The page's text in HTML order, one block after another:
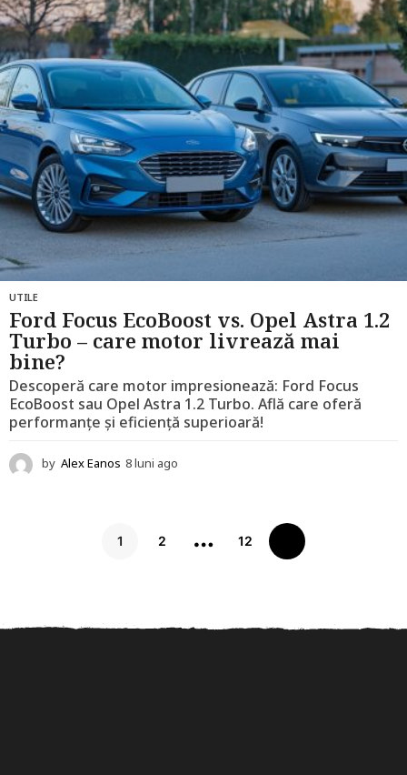
n
a
o
UTILE
Ford Focus EcoBoost vs. Opel Astra 1.2
Turbo – care motor livrează mai
bine?
Descoperă care motor impresionează: Ford Focus
EcoBoost sau Opel Astra 1.2 Turbo. Află care oferă
performanțe și eficiență superioară!
by Alex Eanos 8 luni ago
1 2 … 12